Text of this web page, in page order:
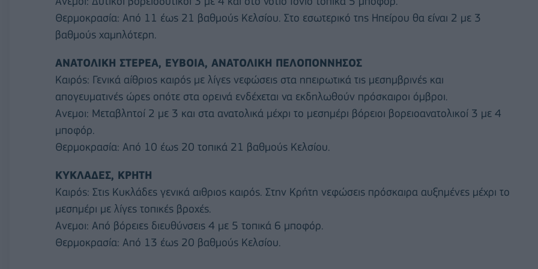
Θερμοκρασία: Από 11 έως 21 βαθμούς Κελσίου. Στο εσωτερικό της Ηπείρου θα είναι 2 με 3
βαθμούς χαμηλότερη.
ΑΝΑΤΟΛΙΚΗ ΣΤΕΡΕΑ, ΕΥΒΟΙΑ, ΑΝΑΤΟΛΙΚΗ ΠΕΛΟΠΟΝΝΗΣΟΣ
Καιρός: Γενικά αίθριος καιρός με λίγες νεφώσεις στα ηπειρωτικά τις μεσημβρινές και
απογευματινές ώρες οπότε στα ορεινά ενδέχεται να εκδηλωθούν πρόσκαιροι όμβροι.
Ανεμοι: Μεταβλητοί 2 με 3 και στα ανατολικά μέχρι το μεσημέρι βόρειοι βορειοανατολικοί 3 με 4
μποφόρ.
Θερμοκρασία: Από 10 έως 20 τοπικά 21 βαθμούς Κελσίου.
ΚΥΚΛΑΔΕΣ, ΚΡΗΤΗ
Καιρός: Στις Κυκλάδες γενικά αιθριος καιρός. Στην Κρήτη νεφώσεις πρόσκαιρα αυξημένες μέχρι το
μεσημέρι με λίγες τοπικές βροχές.
Ανεμοι: Από βόρειες διευθύνσεις 4 με 5 τοπικά 6 μποφόρ.
Θερμοκρασία: Από 13 έως 20 βαθμούς Κελσίου.